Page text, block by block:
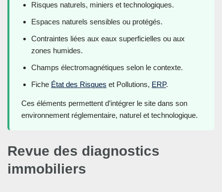
Risques naturels, miniers et technologiques.
Espaces naturels sensibles ou protégés.
Contraintes liées aux eaux superficielles ou aux
zones humides.
Champs électromagnétiques selon le contexte.
Fiche État des Risques et Pollutions, ERP.
Ces éléments permettent d’intégrer le site dans son
environnement réglementaire, naturel et technologique.
Revue des diagnostics
immobiliers